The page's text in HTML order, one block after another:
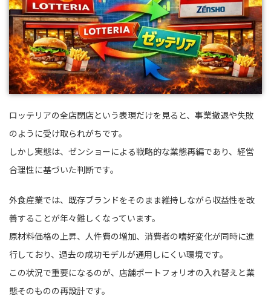
ロッテリアの全店閉店という表現だけを見ると、事業撤退や失敗
のように受け取られがちです。
しかし実態は、ゼンショーによる戦略的な業態再編であり、経営
合理性に基づいた判断です。
外食産業では、既存ブランドをそのまま維持しながら収益性を改
善することが年々難しくなっています。
原材料価格の上昇、人件費の増加、消費者の嗜好変化が同時に進
行しており、過去の成功モデルが通用しにくい環境です。
この状況で重要になるのが、店舗ポートフォリオの入れ替えと業
態そのものの再設計です。